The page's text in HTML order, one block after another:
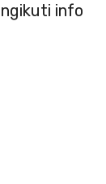
info